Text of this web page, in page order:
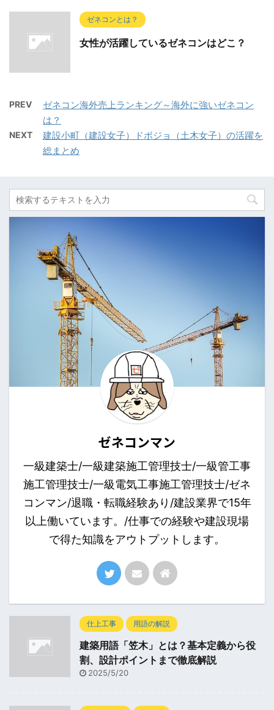
ゼネコンとは？
女性が活躍しているゼネコンはどこ？
PREV
ゼネコン海外売上ランキング～海外に強いゼネコン
は？
NEXT
建設小町（建設女子）ドボジョ（土木女子）の活躍を
総まとめ
ゼネコンマン
一級建築士/一級建築施工管理技士/一級管工事
施工管理技士/一級電気工事施工管理技士/ゼネ
コンマン/退職・転職経験あり/建設業界で15年
以上働いています。/仕事での経験や建設現場
で得た知識をアウトプットします。
仕上工事 用語の解説
建築用語「笠木」とは？基本定義から役
割、設計ポイントまで徹底解説
2025/5/20